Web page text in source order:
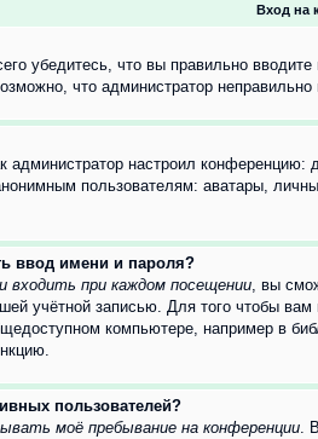
Вход на
убедитесь, что вы правильно
что администратор
администратор настроил
пользователям: аватары,
ввод имени и пароля?
входить при каждом посещении, вы
учётной записью. Для того чтобы
компьютере, например в
пользователей?
моё пребывание на конференции.